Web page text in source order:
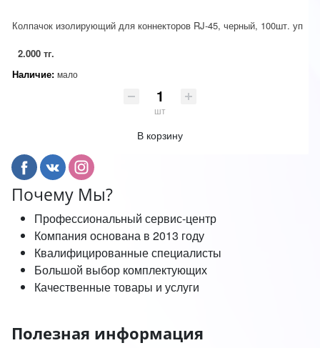
Колпачок изолирующий для коннекторов RJ-45, черный, 100шт. уп
2.000 тг.
Наличие: мало
шт
В корзину
Почему Мы?
Профессиональный сервис-центр
Компания основана в 2013 году
Квалифицированные специалисты
Большой выбор комплектующих
Качественные товары и услуги
Полезная информация